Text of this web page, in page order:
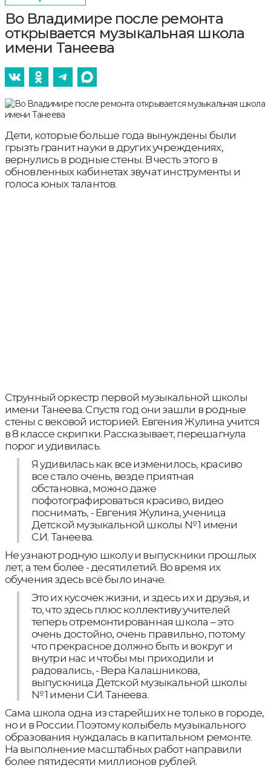
Во Владимире после ремонта
открывается музыкальная школа
имени Танеева
Дети, которые больше года вынуждены были
грызть гранит науки в других учреждениях,
вернулись в родные стены. В честь этого в
обновленных кабинетах звучат инструменты и
голоса юных талантов.
Струнный оркестр первой музыкальной школы
имени Танеева. Спустя год они зашли в родные
стены с вековой историей. Евгения Жулина учится
в 8 классе скрипки. Рассказывает, перешагнула
порог и удивилась.
Я удивилась как все изменилось, красиво
все стало очень, везде приятная
обстановка, можно даже
пофотографироваться красиво, видео
поснимать, - Евгения Жулина, ученица
Детской музыкальной школы № 1 имени
С.И. Танеева.
Не узнают родную школу и выпускники прошлых
лет, а тем более - десятилетий. Во время их
обучения здесь всё было иначе.
Это их кусочек жизни, и здесь их и друзья, и
то, что здесь плюс коллективу учителей
теперь отремонтированная школа – это
очень достойно, очень правильно, потому
что прекрасное должно быть и вокруг и
внутри нас и чтобы мы приходили и
радовались, - Вера Калашникова,
выпускница Детской музыкальной школы
№ 1 имени С.И. Танеева.
Сама школа одна из старейших не только в городе,
но и в России. Поэтому колыбель музыкального
образования нуждалась в капитальном ремонте.
На выполнение масштабных работ направили
более пятидесяти миллионов рублей.